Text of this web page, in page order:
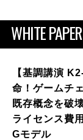
WHITE PAPER
【基調講演
命！ゲームチ
既存概念を破
ライセンス費
Gモデル